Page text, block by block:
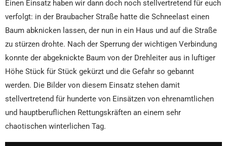
Einen Einsatz haben wir dann doch noch stellvertretend für euch
verfolgt: in der Braubacher Straße hatte die Schneelast einen
Baum abknicken lassen, der nun in ein Haus und auf die Straße
zu stürzen drohte. Nach der Sperrung der wichtigen Verbindung
konnte der abgeknickte Baum von der Drehleiter aus in luftiger
Höhe Stück für Stück gekürzt und die Gefahr so gebannt
werden. Die Bilder von diesem Einsatz stehen damit
stellvertretend für hunderte von Einsätzen von ehrenamtlichen
und hauptberuflichen Rettungskräften an einem sehr
chaotischen winterlichen Tag.